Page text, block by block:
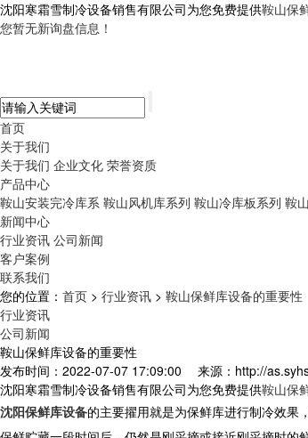
沈阳寒霜雪制冷设备销售有限公司为您免费提供鞍山保
您暂无新询盘信息！
首页
关于我们
关于我们 企业文化 荣誉资质
产品中心
鞍山安装完冷库系 鞍山风机库系列 鞍山冷库板系列 鞍
新闻中心
行业资讯 公司新闻
客户案例
联系我们
您的位置： 首页 > 行业资讯 > 鞍山保鲜库设备的重要性
行业资讯
公司新闻
鞍山保鲜库设备的重要性
发布时间：2022-07-07 17:09:00
来源：http://
沈阳寒霜雪制冷设备销售有限公司为您免费提供鞍山保
沈阳保鲜库设备的主要擢用就是为保鲜库进行制冷效果